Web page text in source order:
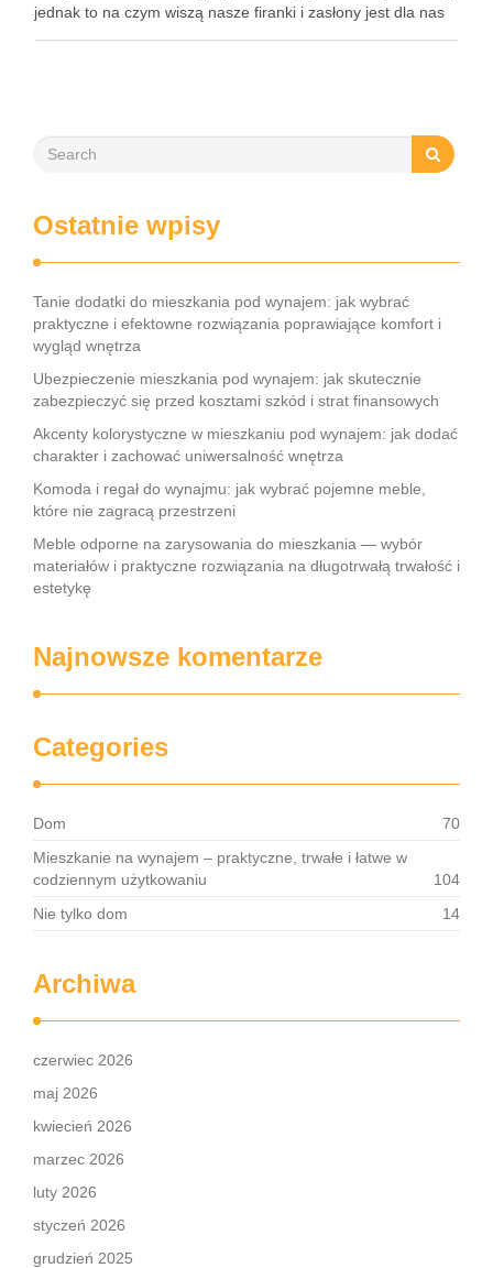
jednak to na czym wiszą nasze firanki i zasłony jest dla nas
Ostatnie wpisy
Tanie dodatki do mieszkania pod wynajem: jak wybrać
praktyczne i efektowne rozwiązania poprawiające komfort i
wygląd wnętrza
Ubezpieczenie mieszkania pod wynajem: jak skutecznie
zabezpieczyć się przed kosztami szkód i strat finansowych
Akcenty kolorystyczne w mieszkaniu pod wynajem: jak dodać
charakter i zachować uniwersalność wnętrza
Komoda i regał do wynajmu: jak wybrać pojemne meble,
które nie zagracą przestrzeni
Meble odporne na zarysowania do mieszkania — wybór
materiałów i praktyczne rozwiązania na długotrwałą trwałość i
estetykę
Najnowsze komentarze
Categories
Dom
70
Mieszkanie na wynajem – praktyczne, trwałe i łatwe w
codziennym użytkowaniu
104
Nie tylko dom
14
Archiwa
czerwiec 2026
maj 2026
kwiecień 2026
marzec 2026
luty 2026
styczeń 2026
grudzień 2025